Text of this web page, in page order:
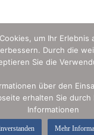
um Ihr Erlebnis
Durch die
Sie die
über den
erhalten Sie durch
Informationen
Mehr